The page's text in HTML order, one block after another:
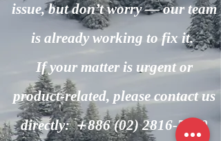
issue, but don’t worry — our team
is already working to fix it.
If your matter is urgent or
product-related, please contact us
directly: ＋886(02) 2816-7600